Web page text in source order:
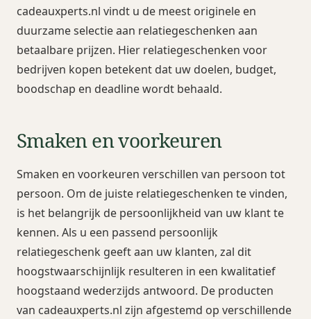
cadeauxperts.nl vindt u de meest originele en
duurzame selectie aan relatiegeschenken aan
betaalbare prijzen. Hier relatiegeschenken voor
bedrijven kopen betekent dat uw doelen, budget,
boodschap en deadline wordt behaald.
Smaken en voorkeuren
Smaken en voorkeuren verschillen van persoon tot
persoon. Om de juiste relatiegeschenken te vinden,
is het belangrijk de persoonlijkheid van uw klant te
kennen. Als u een passend persoonlijk
relatiegeschenk geeft aan uw klanten, zal dit
hoogstwaarschijnlijk resulteren in een kwalitatief
hoogstaand wederzijds antwoord. De producten
van cadeauxperts.nl zijn afgestemd op verschillende